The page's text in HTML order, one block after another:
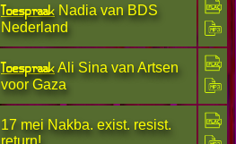
Toespraak Nadia van BDS
Nederland
ToespraakAli Sina van Artsen
voor Gaza
17 mei Nakba. exist. resist.
return!